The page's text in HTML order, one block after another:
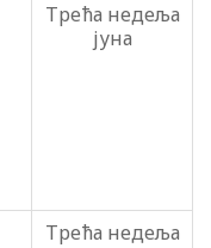
Трећа недеља
јуна
Трећа недеља